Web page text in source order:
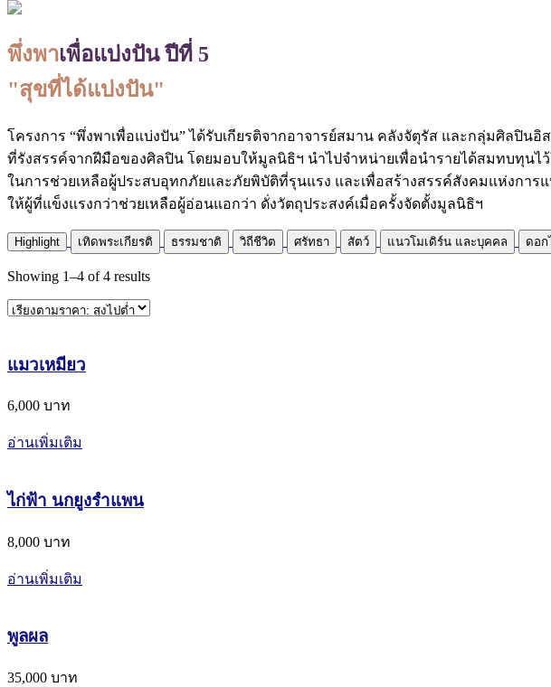
พึ่งพาเพื่อแบ่งปัน ปีที่ 5
"สุขที่ได้แบ่งปัน"
โครงการ “พึ่งพาเพื่อแบ่งปัน” ได้รับเกียรติจากอาจารย์สมาน คลังจัตุรัส และกลุ่มศิลปินอิ
ที่รังสรรค์จากฝีมือของศิลปิน โดยมอบให้มูลนิธิฯ นำไปจำหน่ายเพื่อนำรายได้สมทบทุนไ
ในการช่วยเหลือผู้ประสบอุทกภัยและภัยพิบัติที่รุนแรง และเพื่อสร้างสรรค์สังคมแห่งการแ
ให้ผู้ที่แข็งแรงกว่าช่วยเหลือผู้อ่อนแอกว่า ดั่งวัตถุประสงค์เมื่อครั้งจัดตั้งมูลนิธิฯ
Highlight เทิดพระเกียรติ ธรรมชาติ วิถีชีวิต ศรัทธา สัตว์ แนวโมเดิร์น และบุคคล ดอก
Showing 1–4 of4 results
แมวเหมียว
6,000 บาท
อ่านเพิ่มเติม
ไก่ฟ้า นกยูงรำแพน
8,000 บาท
อ่านเพิ่มเติม
พูลผล
35,000 บาท